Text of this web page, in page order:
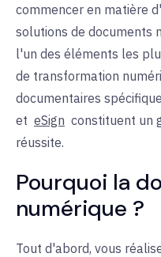
commencer en matière
solutions de documents
l'un des éléments les
de transformation
documentaires
et eSign constituent un
réussite.
Pourquoi la
numérique ?
Tout d'abord, vous